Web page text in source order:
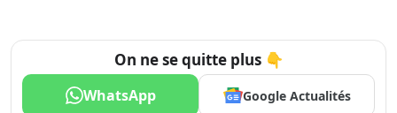
On ne se quitte plus 👇
WhatsApp Google Actualités